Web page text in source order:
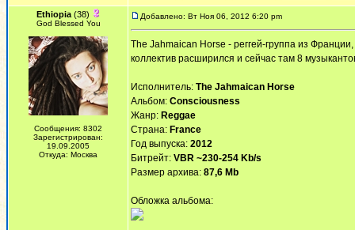
Ethiopia(38)
God Blessed You
Сообщения: 8302
Зарегистрирован:
19.09.2005
Откуда: Москва
Добавлено: Вт Ноя 06, 2012 6:20 pm
The Jahmaican Horse - реггей-группа из
коллектив расширился и сейчас там 8
Исполнитель: The Jahmaican Horse
Альбом: Consciousness
Жанр: Reggae
Страна: France
Год выпуска: 2012
Битрейт: VBR ~230-254 Kb/s
Размер архива: 87,6 Mb
Обложка альбома: